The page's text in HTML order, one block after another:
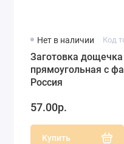
Нет в наличии Код
Заготовка
прямоугольная с
Россия
57.00р.
Купить